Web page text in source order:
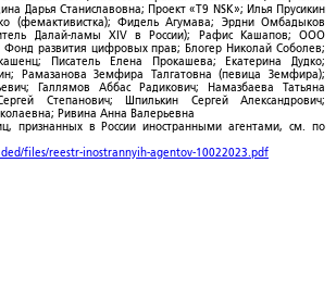
Дарья Станиславовна; Проект «T9 NSK»; Илья Прусикин
(фемактивистка); Фидель Агумава; Эрдни Омбадыков
Далай-ламы XIV в России); Рафис Кашапов; ООО
развития цифровых прав; Блогер Николай Соболев;
Писатель Елена Прокашева; Екатерина Дудко;
Рамазанова Земфира Талгатовна (певица Земфира);
Галлямов Аббас Радикович; Намазбаева Татьяна
Степанович; Шпилькин Сергей Александрович;
Ривина Анна Валерьевна
признанных в России иностранными агентами, см. по
files/reestr-inostrannyih-agentov-10022023.pdf